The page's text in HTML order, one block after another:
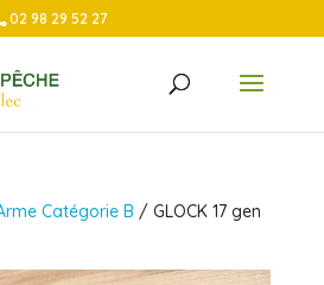
02 98 29 52 27
Catégorie B / GLOCK 17 gen